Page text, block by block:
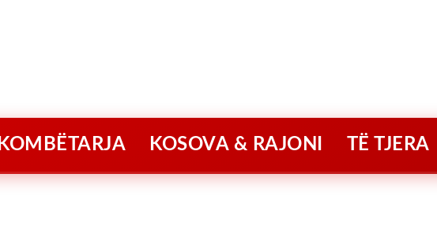
KOMBËTARJA KOSOVA & RAJONI TË TJERA